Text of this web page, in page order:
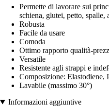
Permette di lavorare sui
schiena, glutei, petto, spalle,
Robusta
Facile da usare
Comoda
Ottimo rapporto qualità-
Versatile
Resistente agli strappi e
Composizione: Elastodiene,
Lavabile (massimo 30°)
Informazioni aggiuntive